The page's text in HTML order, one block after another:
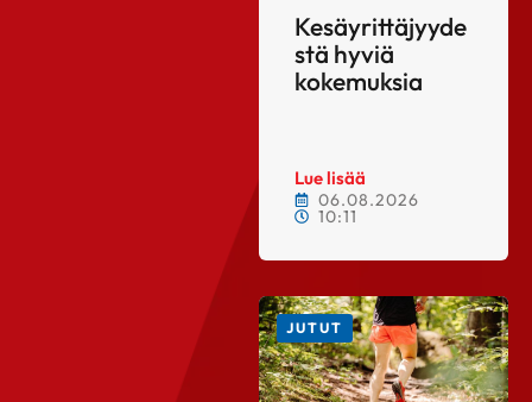
Kesäyrittäjyyde
stä hyviä
kokemuksia
Lue lisää
06.08.2026
10:11
JUTUT